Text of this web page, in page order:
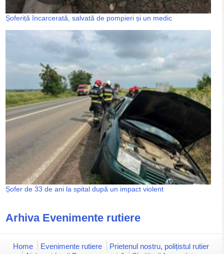
Șoferiță încarcerată, salvată de pompieri și un medic
Șofer de 33 de ani la spital după un impact violent
Arhiva Evenimente rutiere
Home Evenimente rutiere
Prietenul nostru, polițistul rutier